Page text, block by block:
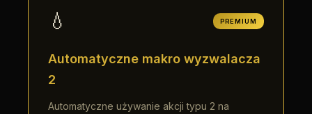
💧 PREMIUM
Automatyczne makro wyzwalacza
2
Automatyczne używanie akcji typu 2 na